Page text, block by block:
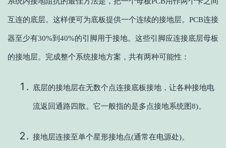
互连的底层。这样便可为底板提供一个连续的接地层。PCB连接
器至少有30%到40%的引脚用于接地。这些引脚应连接底层母板
的接地层。完成整个系统接地方案，共有两种可能性：
底层的接地层在无数个点连接底板接地，让各种接地电
流返回通路四散。它一般指的是多点接地系统图8)。
接地层连接至单个星形接地点(通常在电源处)。